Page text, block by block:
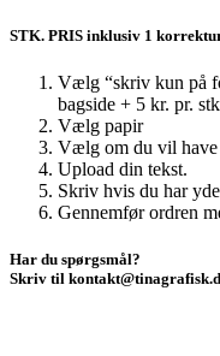
STK. PRIS inklusiv 1
Vælg “skriv kun på
bagside + 5 kr. pr.
Vælg papir
Vælg om du vil
Upload din tekst.
Skriv hvis du har
Gennemfør ordren
Har du spørgsmål?
Skriv til